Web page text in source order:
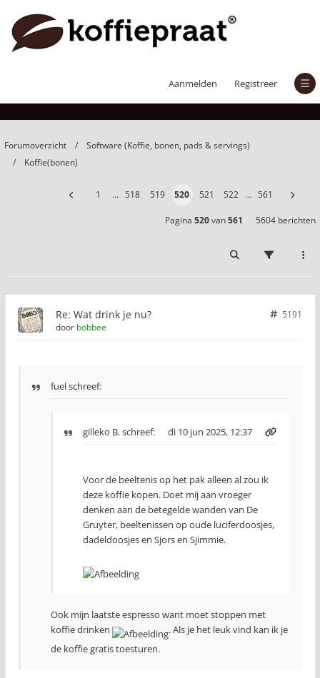
Aanmelden Registreer
Forumoverzicht
Software (Koffie, bonen, pads & servings)
Koffie(bonen)
1 … 518 519 520 521 522 … 561
Pagina 520van561 5604 berichten
Re: Wat drink je nu?
5191
door bobbee
fuel schreef:
gilleko B.schreef: di 10 jun 2025, 12:37
Voor de beeltenis op het pak alleen al zou ik
deze koffie kopen. Doet mij aan vroeger
denken aan de betegelde wanden van De
Gruyter, beeltenissen op oude luciferdoosjes,
dadeldoosjes en Sjors en Sjimmie.
Ook mijn laatste espresso want moet stoppen met
koffie drinken
. Als je het leuk vind kan ik je
de koffie gratis toesturen.